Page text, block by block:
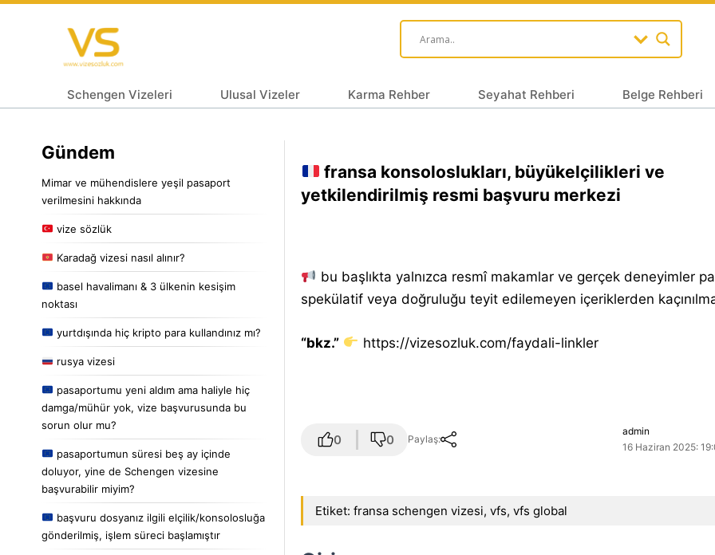
Schengen Vizeleri Ulusal Vizeler Karma Rehber Seyahat Rehberi Belge Rehberi
Gündem
Mimar ve mühendislere yeşil pasaport
verilmesini hakkında
vize sözlük
Karadağ vizesi nasıl alınır?
basel havalimanı & 3 ülkenin kesişim
noktası
yurtdışında hiç kripto para kullandınız mı?
rusya vizesi
pasaportumu yeni aldım ama haliyle hiç
damga/mühür yok, vize başvurusunda bu
sorun olur mu?
pasaportumun süresi beş ay içinde
doluyor, yine de Schengen vizesine
başvurabilir miyim?
başvuru dosyanız ilgili elçilik/konsolosluğa
gönderilmiş, işlem süreci başlamıştır
fransa konsoloslukları, büyükelçilikleri ve
yetkilendirilmiş resmi başvuru merkezi
bu başlıkta yalnızca resmî makamlar ve gerçek deneyimler
spekülatif veya doğruluğu teyit edilemeyen içeriklerden
“bkz.” https://vizesozluk.com/faydali-linkler
0 0 Paylaş:
admin
16 Haziran 2025:
Etiket:fransa schengen vizesi,vfs,vfs global